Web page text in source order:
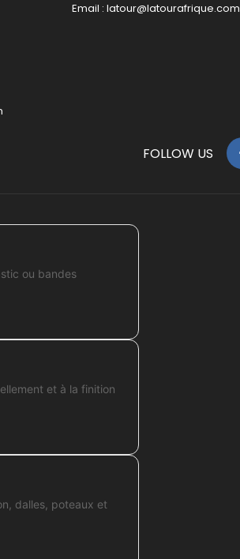
Email : latour@latourafrique.com
FOLLOW US
ou bandes
et à la finition
dalles, poteaux et